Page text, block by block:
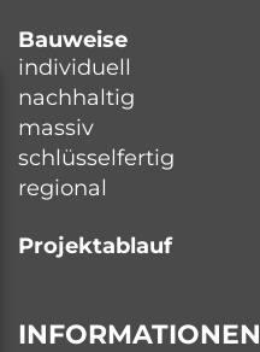
Bauweise
individuell
nachhaltig
massiv
schlüsselfertig
regional
Projektablauf
INFORMATIONEN